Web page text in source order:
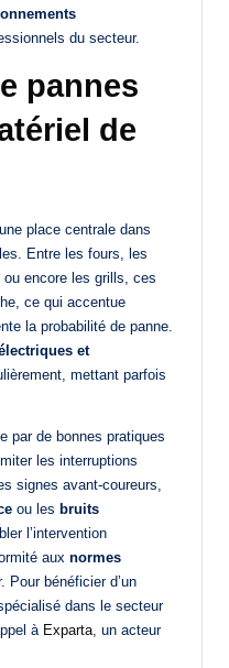
du secteur.
pannes
de
place centrale dans
Entre les fours, les
encore les grills, ces
ce qui accentue
la probabilité de panne.
et
mettant parfois
par de bonnes pratiques
les interruptions
signes avant-coureurs,
ou les bruits
l’intervention
aux normes
Pour bénéficier d’un
dans le secteur
à Exparta, un acteur